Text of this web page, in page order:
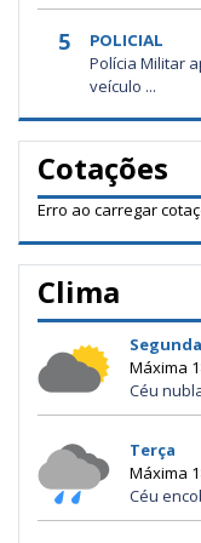
5 POLICIAL
Polícia Militar
veículo ...
Cotações
Erro ao carregar
Clima
Segunda
Máxima
Céu
Terça
Máxima
Céu